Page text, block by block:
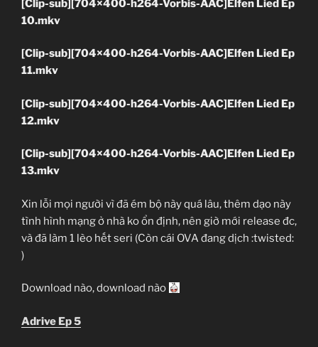
[Clip-sub][704×400-h264-Vorbis-AAC]Elfen Lied Ep
10.mkv
[Clip-sub][704×400-h264-Vorbis-AAC]Elfen Lied Ep
11.mkv
[Clip-sub][704×400-h264-Vorbis-AAC]Elfen Lied Ep
12.mkv
[Clip-sub][704×400-h264-Vorbis-AAC]Elfen Lied Ep
13.mkv
Xin lỗi mọi người vì đã ém bộ này quá lâu, thêm dạo này
tình hình mạng ở nhà ko ổn định, nên giờ mới release đc,
và đã làm 1 lèo hết seri (Còn cái OVA đang dịch :twisted:
)
Download nào, download nào
Adrive Ep 5